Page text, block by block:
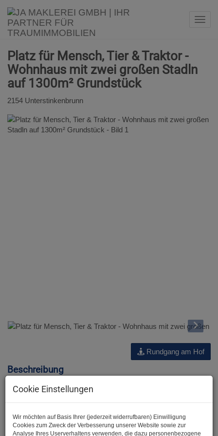
Platz für Mensch, Tier & Traktor -
Wohnhaus mit zwei großen Stadln
auf 1300m² Grundstück
2154 Unterstinkenbrunn
Rundgang am Hof
Beschreibung
Hallo und herzlich Willkommen bei
der JA Maklerei :)
Cookie Einstellungen
Wir möchten auf Basis Ihrer (jederzeit widerrufbaren) Einwilligung
Cookies zum Zweck der Verbesserung unserer Website sowie zur
Analyse Ihres Userverhaltens verwenden, die dazu personenbezogene